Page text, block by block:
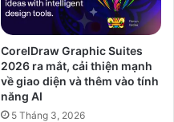
CorelDraw Graphic Suites
2026 ra mắt, cải thiện mạnh
về giao diện và thêm vào tính
năng AI
5 Tháng 3, 2026